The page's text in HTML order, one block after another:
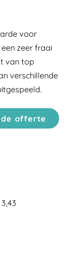
voor
zeer fraai
van top
verschillende
offerte